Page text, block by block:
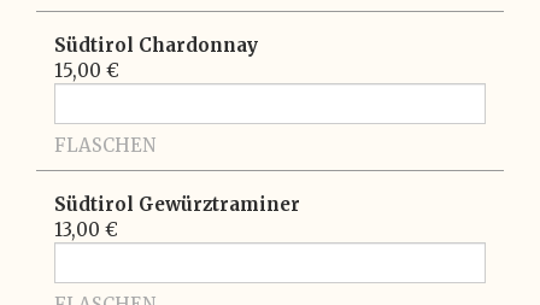
Südtirol Chardonnay
15,00 €
FLASCHEN
Südtirol Gewürztraminer
13,00 €